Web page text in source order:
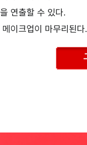
연출할 수 있다.
이크업이 마무리된다.